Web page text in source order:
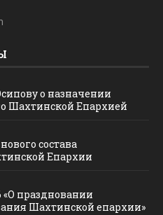
о назначении
Шахтинской Епархией
состава
Епархии
праздновании
Шахтинской епархии»